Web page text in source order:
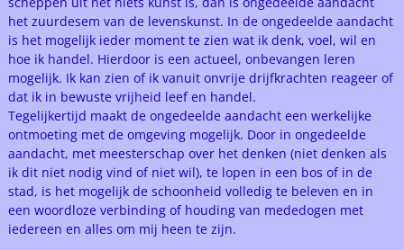
het zuurdesem van de levenskunst. In de ongedeelde aandacht
is het mogelijk ieder moment te zien wat ik denk, voel, wil en
hoe ik handel. Hierdoor is een actueel, onbevangen leren
mogelijk. Ik kan zien of ik vanuit onvrije drijfkrachten reageer of
dat ik in bewuste vrijheid leef en handel.
Tegelijkertijd maakt de ongedeelde aandacht een werkelijke
ontmoeting met de omgeving mogelijk. Door in ongedeelde
aandacht, met meesterschap over het denken (niet denken als
ik dit niet nodig vind of niet wil), te lopen in een bos of in de
stad, is het mogelijk de schoonheid volledig te beleven en in
een woordloze verbinding of houding van mededogen met
iedereen en alles om mij heen te zijn.